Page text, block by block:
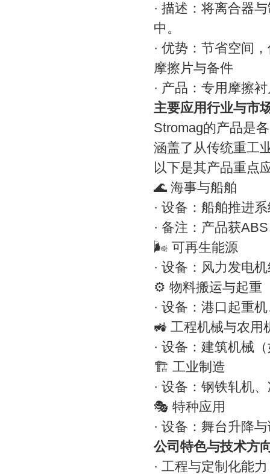
· 描述：将离合器
中。
· 优势：节省空间
摩擦片与备件
· 产品：专用摩擦
主要应用行业与市
Stromag的产品是
涵盖了从传统重工
以下是其产品重点
🌊 海事与船舶
· 设备：船舶推进
· 备注：产品获
🌬️ 可再生能源
· 设备：风力发电
⚙️ 物料搬运与起重
· 设备：港口起重
🚜 工程机械与农用
· 设备：建筑机械
🏗️ 工业制造
· 设备：钢铁轧机
🎭 特种应用
· 设备：舞台升降
公司特色与技术方
· 工程与定制化能